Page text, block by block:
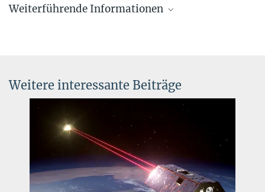
Emeritierter Direktor
Weiterführende Informationen
Weitere interessante Beiträge